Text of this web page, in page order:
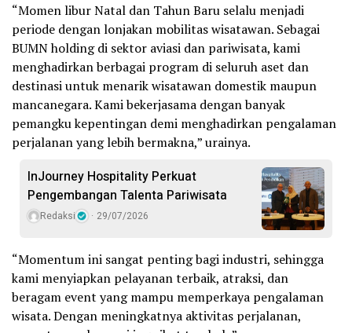
“Momen libur Natal dan Tahun Baru selalu menjadi
periode dengan lonjakan mobilitas wisatawan. Sebagai
BUMN holding di sektor aviasi dan pariwisata, kami
menghadirkan berbagai program di seluruh aset dan
destinasi untuk menarik wisatawan domestik maupun
mancanegara. Kami bekerjasama dengan banyak
pemangku kepentingan demi menghadirkan pengalaman
perjalanan yang lebih bermakna,” urainya.
InJourney Hospitality Perkuat
Pengembangan Talenta Pariwisata
Redaksi 29/07/2026
“Momentum ini sangat penting bagi industri, sehingga
kami menyiapkan pelayanan terbaik, atraksi, dan
beragam event yang mampu memperkaya pengalaman
wisata. Dengan meningkatnya aktivitas perjalanan,